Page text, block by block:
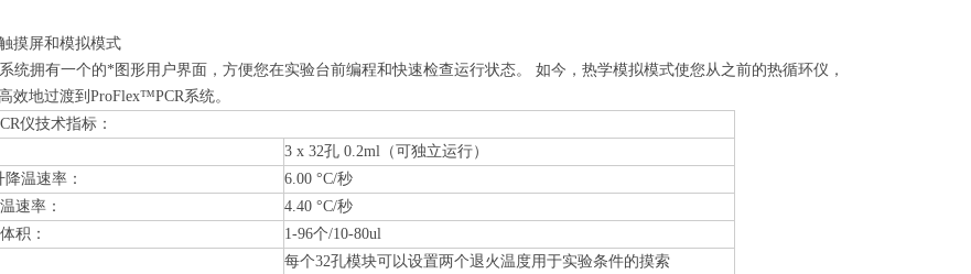
摸屏和模拟模式
统拥有一个的*图形用户界面，方便您在实验台前编程和快速检查运行状态。 如今，热学模拟模式使您从之前的热循环仪，
效地过渡到ProFlex™PCR系统。
仪技术指标：
3 x 32孔 0.2ml（可独立运行）
温速率：
6.00 °C/秒
速率：
4.40 °C/秒
积：
1-96个/10-80ul
每个32孔模块可以设置两个退火温度用于实验条件的摸索